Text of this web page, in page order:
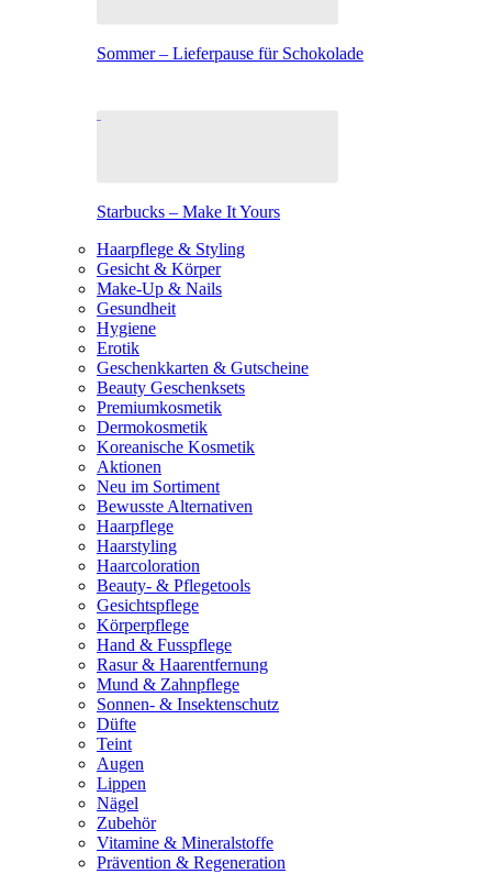
Sommer – Lieferpause für Schokolade
Starbucks – Make It Yours
Haarpflege & Styling
Gesicht & Körper
Make-Up & Nails
Gesundheit
Hygiene
Erotik
Geschenkkarten & Gutscheine
Beauty Geschenksets
Premiumkosmetik
Dermokosmetik
Koreanische Kosmetik
Aktionen
Neu im Sortiment
Bewusste Alternativen
Haarpflege
Haarstyling
Haarcoloration
Beauty- & Pflegetools
Gesichtspflege
Körperpflege
Hand & Fusspflege
Rasur & Haarentfernung
Mund & Zahnpflege
Sonnen- & Insektenschutz
Düfte
Teint
Augen
Lippen
Nägel
Zubehör
Vitamine & Mineralstoffe
Prävention & Regeneration